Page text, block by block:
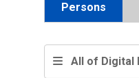
Persons
All of Digital